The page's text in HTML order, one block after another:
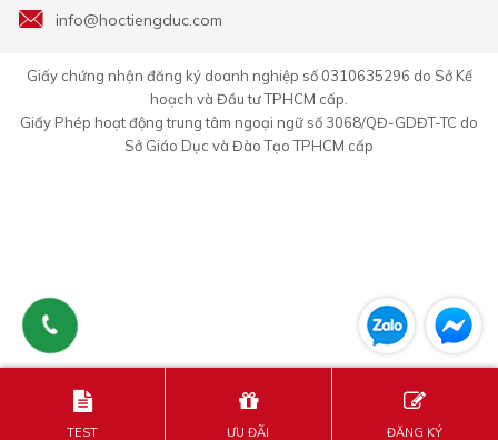
info@hoctiengduc.com
Giấy chứng nhận đăng ký doanh nghiệp số 0310635296 do Sở Kế
hoạch và Đầu tư TPHCM cấp.
Giấy Phép hoạt động trung tâm ngoại ngữ số 3068/QĐ-GDĐT-TC do
Sở Giáo Dục và Đào Tạo TPHCM cấp
TEST ƯU ĐÃI ĐĂNG KÝ